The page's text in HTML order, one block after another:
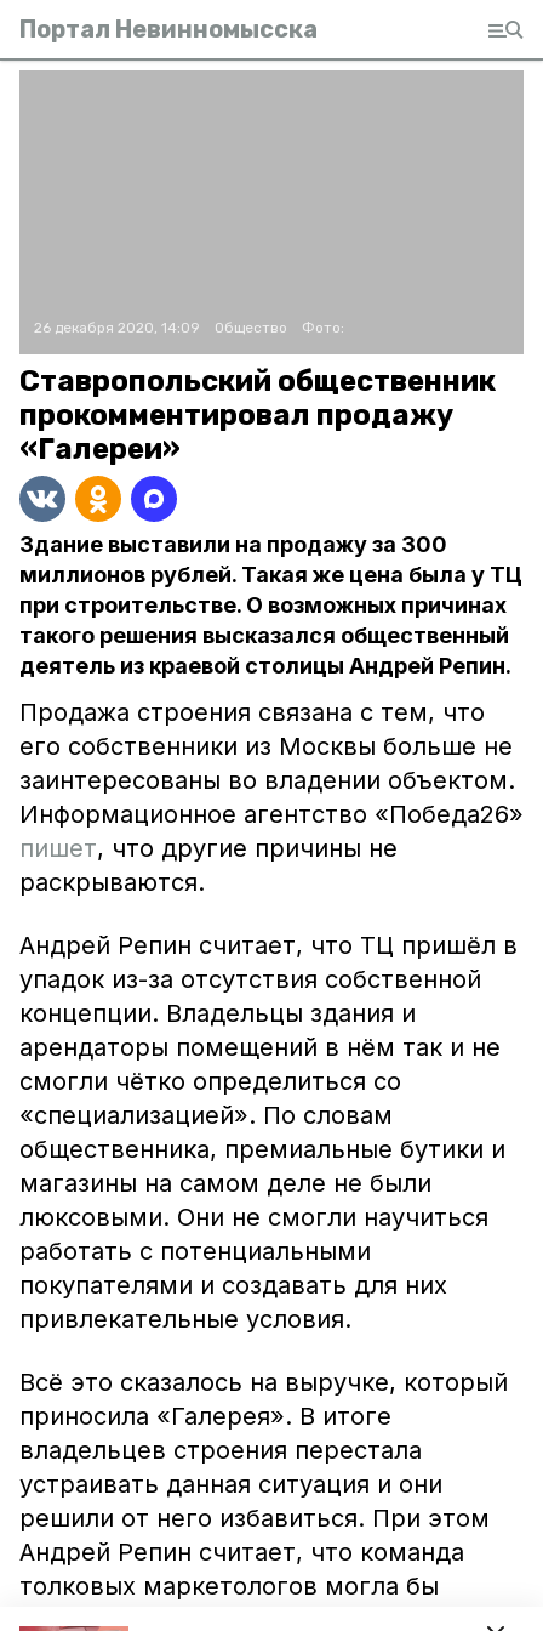
Портал Невинномысска
26 декабря 2020, 14:09 Общество Фото:
Ставропольский общественник
прокомментировал продажу
«Галереи»
Здание выставили на продажу за 300
миллионов рублей. Такая же цена была у ТЦ
при строительстве. О возможных причинах
такого решения высказался общественный
деятель из краевой столицы Андрей Репин.
Продажа строения связана с тем, что
его собственники из Москвы больше не
заинтересованы во владении объектом.
Информационное агентство «Победа26»
пишет, что другие причины не
раскрываются.
Андрей Репин считает, что ТЦ пришёл в
упадок из-за отсутствия собственной
концепции. Владельцы здания и
арендаторы помещений в нём так и не
смогли чётко определиться со
«специализацией». По словам
общественника, премиальные бутики и
магазины на самом деле не были
люксовыми. Они не смогли научиться
работать с потенциальными
покупателями и создавать для них
привлекательные условия.
Всё это сказалось на выручке, который
приносила «Галерея». В итоге
владельцев строения перестала
устраивать данная ситуация и они
решили от него избавиться. При этом
Андрей Репин считает, что команда
толковых маркетологов могла бы
подарить объекту «второе рождение».